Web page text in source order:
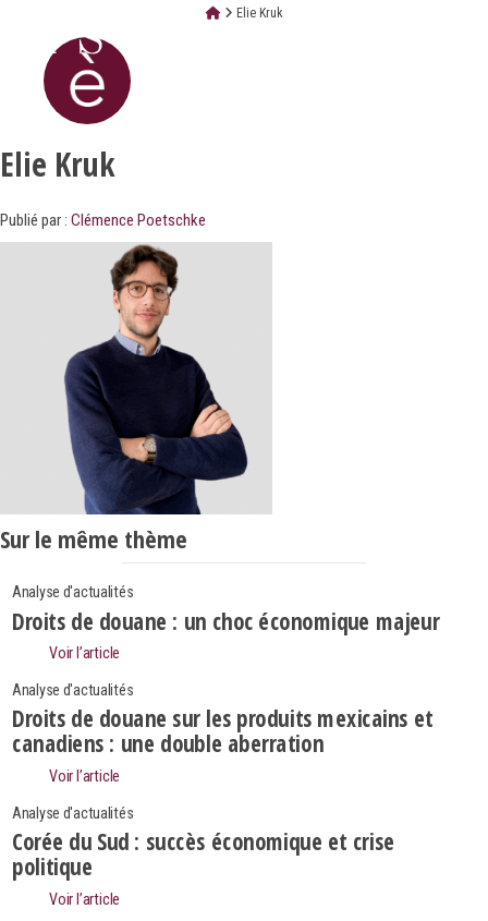
Elie Kruk
Elie Kruk
Publié par : Clémence Poetschke
Sur le même thème
Analyse d'actualités
Droits de douane : un choc économique majeur
Voir l’article
Analyse d'actualités
Droits de douane sur les produits mexicains et
canadiens : une double aberration
Voir l’article
Analyse d'actualités
Corée du Sud : succès économique et crise
politique
Voir l’article
Search